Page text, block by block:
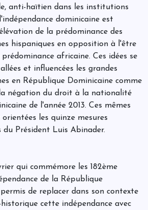
anti-haïtien dans les institutions
dominicaine est
de la prédominance des
hispaniques en opposition à l'être
africaine. Ces idées se
et influencées les grandes
en République Dominicaine comme
la négation du droit à la nationalité
de l'année 2013. Ces mêmes
les quinze mesures
du Président Luis Abinader.
qui commémore les 182ème
de la République
de replacer dans son contexte
cette indépendance avec